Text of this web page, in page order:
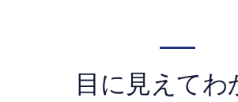
目に見えてわ